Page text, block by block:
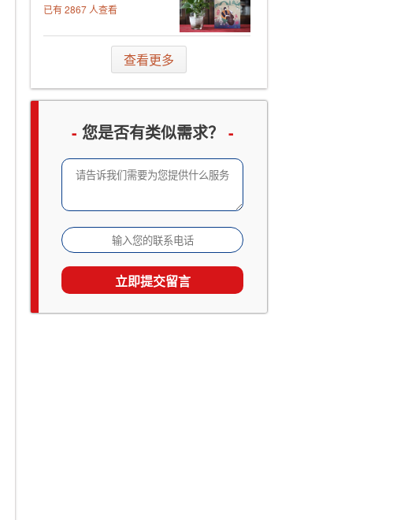
已有 2867 人查看
领导工作影集定制
企业邮册设计定制
成长留念及成人礼相册
已有 2533 人查看
家庭及生日相册影集
已有 1867 人查看
旅行照片书定制
已有 1538 人查看
查看更多
- 您是否有类似需求？ -